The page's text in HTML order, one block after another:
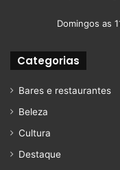
Domingos as
Categorias
Bares e restaurantes
Beleza
Cultura
Destaque